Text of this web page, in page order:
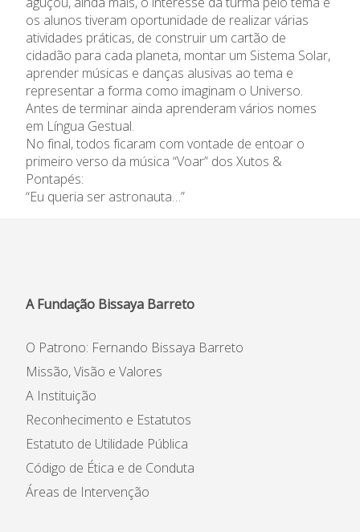
APEE
Notícias
os alunos tiveram oportunidade de realizar várias
atividades práticas, de construir um cartão de
cidadão para cada planeta, montar um Sistema Solar,
aprender músicas e danças alusivas ao tema e
representar a forma como imaginam o Universo.
Antes de terminar ainda aprenderam vários nomes
em Língua Gestual.
No final, todos ficaram com vontade de entoar o
primeiro verso da música “Voar” dos Xutos &
Pontapés:
“Eu queria ser astronauta…”
A Fundação Bissaya Barreto
O Patrono: Fernando Bissaya Barreto
Missão, Visão e Valores
A Instituição
Reconhecimento e Estatutos
Estatuto de Utilidade Pública
Código de Ética e de Conduta
Áreas de Intervenção